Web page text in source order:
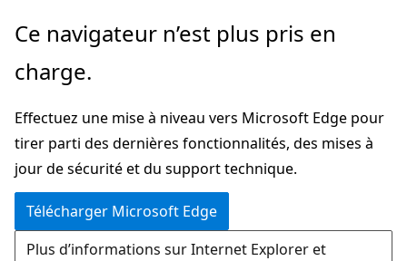
Passer
directement
au
principal
Ce navigateur n’est plus pris en
charge.
Effectuez une mise à niveau vers Microsoft Edge pour
tirer parti des dernières fonctionnalités, des mises à
jour de sécurité et du support technique.
Télécharger Microsoft Edge
Plus d’informations sur Internet Explorer et